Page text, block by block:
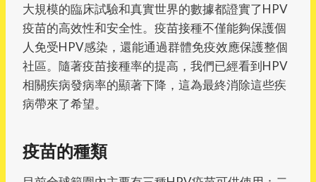
大規模的臨床試驗和真實世界的數據都證實了HPV
疫苗的高效性和安全性。疫苗接種不僅能夠保護個
人免受HPV感染，還能通過群體免疫效應保護整個
社區。隨著疫苗接種率的提高，我們已經看到HPV
相關疾病發病率的顯著下降，這為最終消除這些疾
病帶來了希望。
疫苗的種類